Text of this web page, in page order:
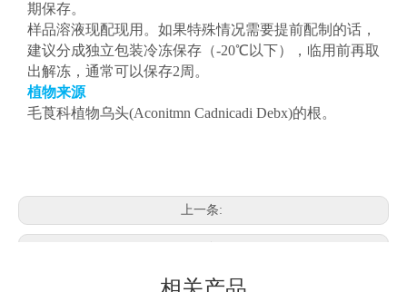
期保存。
样品溶液现配现用。如果特殊情况需要提前配制的话，
建议分成独立包装冷冻保存（-20℃以下），临用前再取
出解冻，通常可以保存2周。
植物来源
毛莨科植物乌头(Aconitmn Cadnicadi Debx)的根。
上一条: